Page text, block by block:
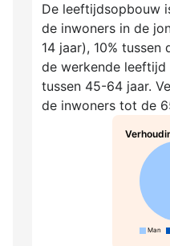
De leeftijdsopbouw
de inwoners in de
14 jaar), 10% tussen
de werkende leeftijd
tussen 45-64 jaar.
de inwoners tot de
Man